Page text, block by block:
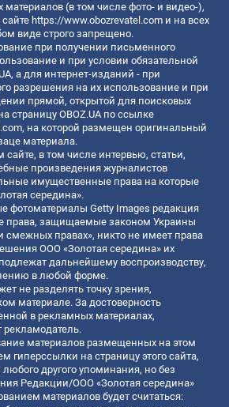
(в том числе фото- и видео-),
https://www.obozrevatel.com и на всех
виде строго запрещено.
при получении письменного
и при условии обязательной
а для интернет-изданий - при
разрешения на их использование и при
прямой, открытой для поисковых
страницу OBOZ.UA по ссылке
, на которой размещен оригинальный
материала.
сайте, в том числе интервью, статьи,
произведения журналистов
имущественные права на которые
середина».
фотоматериалы Getty Images редакция
права, защищаемые законом Украины
смежных правах», никто не имеет права
ООО «Золотая середина» их
дальнейшему воспроизводству,
в любой форме.
не разделять точку зрения,
материале. За достоверность
в рекламных материалах,
рекламодатель.
материалов размещенных на этом
гиперссылки на страницу этого сайта,
любого другого упоминания, но без
Редакции/ООО «Золотая середина»
материалов будет считаться: